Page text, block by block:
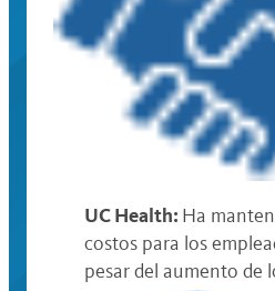
UC Health: Ha
costos para los
pesar del aumento de